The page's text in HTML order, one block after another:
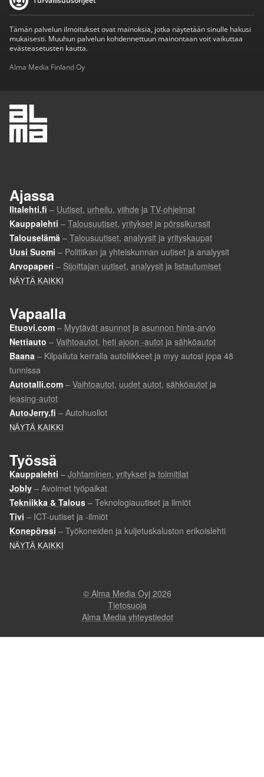
Tämän palvelun ilmoitukset ovat mainoksia, jotka näytetään sinulle hakusi
mukaisesti. Muuhun palvelun kohdennettuun mainontaan voit vaikuttaa
evästeasetusten kautta.
Alma Media Finland Oy